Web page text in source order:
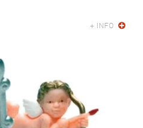
+ INFO